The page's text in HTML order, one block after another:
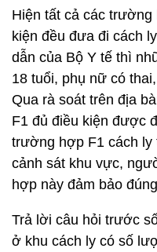
Hiện tất cả các
kiện đều đưa đi cách
dẫn của Bộ Y tế thì
18 tuổi, phụ nữ có
Qua rà soát trên địa
F1 đủ điều kiện được
trường hợp F1 cách
cảnh sát khu vực,
hợp này đảm bảo
Trả lời câu hỏi trước
ở khu cách ly có số